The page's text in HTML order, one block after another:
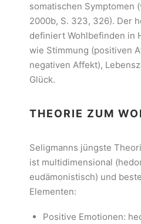
somatischen Symptomen
2000b, S. 323, 326). Der
definiert Wohlbefinden in
wie Stimmung (positiven
negativen Affekt),
Glück.
THEORIE ZUM
Seligmanns jüngste
ist multidimensional
eudämonistisch) und
Elementen:
Positive Emotionen: